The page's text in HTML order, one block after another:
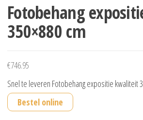
Fotobehang
350×880 cm
€746.95
Snel te leveren Fotobehang expositie kwaliteit
Bestel online